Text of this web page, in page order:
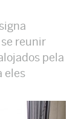
reunir
pela
eles